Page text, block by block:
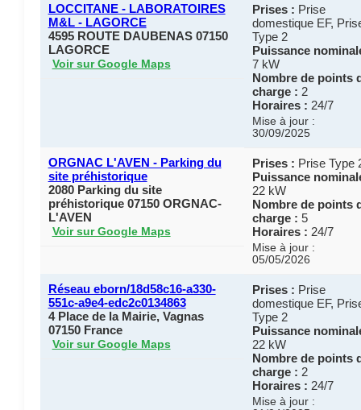
LOCCITANE - LABORATOIRES
M&L - LAGORCE
4595 ROUTE DAUBENAS 07150
LAGORCE
Voir sur Google Maps
Prises : Prise
domestique EF,
Type 2
Puissance
7 kW
Nombre de points
charge : 2
Horaires : 24/7
Mise à jour :
30/09/2025
ORGNAC L'AVEN - Parking du
site préhistorique
2080 Parking du site
préhistorique 07150 ORGNAC-
L'AVEN
Voir sur Google Maps
Prises : Prise Type
Puissance
22 kW
Nombre de points
charge : 5
Horaires : 24/7
Mise à jour :
05/05/2026
Réseau eborn/18d58c16-a330-
551c-a9e4-edc2c0134863
4 Place de la Mairie, Vagnas
07150 France
Voir sur Google Maps
Prises : Prise
domestique EF,
Type 2
Puissance
22 kW
Nombre de points
charge : 2
Horaires : 24/7
Mise à jour :